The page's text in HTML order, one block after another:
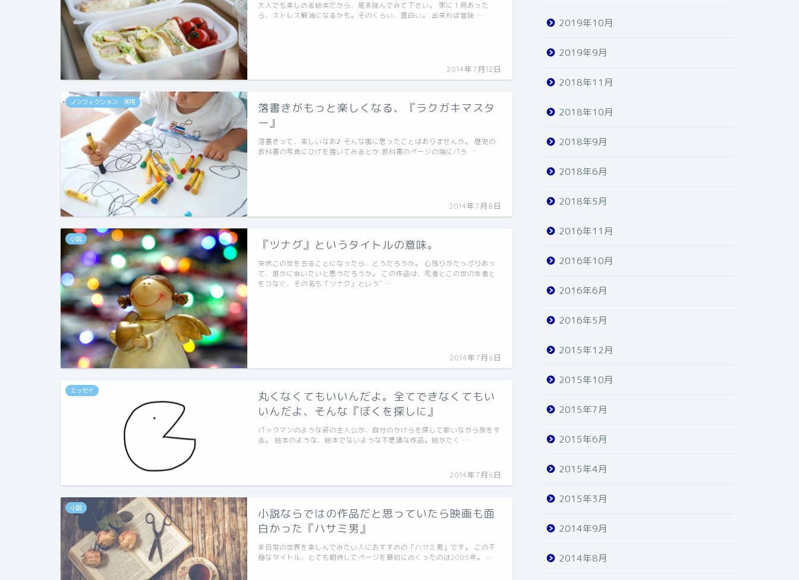
2014年7月12日
大人でも楽しめる絵本だから、是非読んでみて下さい。 家に１冊あった
ら、ストレス解消になるかも。そのくらい、面白い。 出来れば音読 …
ノンフィクション・実用
落書きがもっと楽しくなる、『ラクガキマスタ
ー』
2014年7月8日
落書きって、楽しいなあ♪ そんな風に思ったことはありませんか。 歴史の
教科書の写真にひげを描いてみるとか 教科書のページの端にパラ …
小説 『ツナグ』というタイトルの意味。
2014年7月6日
突然この世を去ることになったら、どうだろうか。 心残りがたっぷりあっ
て、誰かに会いたいと思うだろうか。 この作品は、死者とこの世の生者と
をつなぐ、その名も「ツナグ」という” …
エッセイ
丸くなくてもいいんだよ。全てできなくてもい
いんだよ、そんな『ぼくを探しに』
2014年7月6日
パックマンのような姿の主人公が、自分のかけらを探して歌いながら旅をす
る。 絵本のような、絵本でないような不思議な作品。絵がたく …
小説
小説ならではの作品だと思っていたら映画も面
白かった『ハサミ男』
非日常の世界を楽しんでみたい人におすすめの「ハサミ男」です。 この不
穏なタイトル、とても期待してページを最初にめくったのは2005年。 …
2019年10月
2019年9月
2018年11月
2018年10月
2018年9月
2018年6月
2018年5月
2016年11月
2016年10月
2016年6月
2016年5月
2015年12月
2015年10月
2015年7月
2015年6月
2015年4月
2015年3月
2014年9月
2014年8月